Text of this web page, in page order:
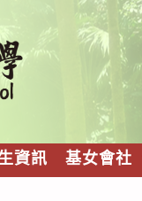
資訊 基女會社